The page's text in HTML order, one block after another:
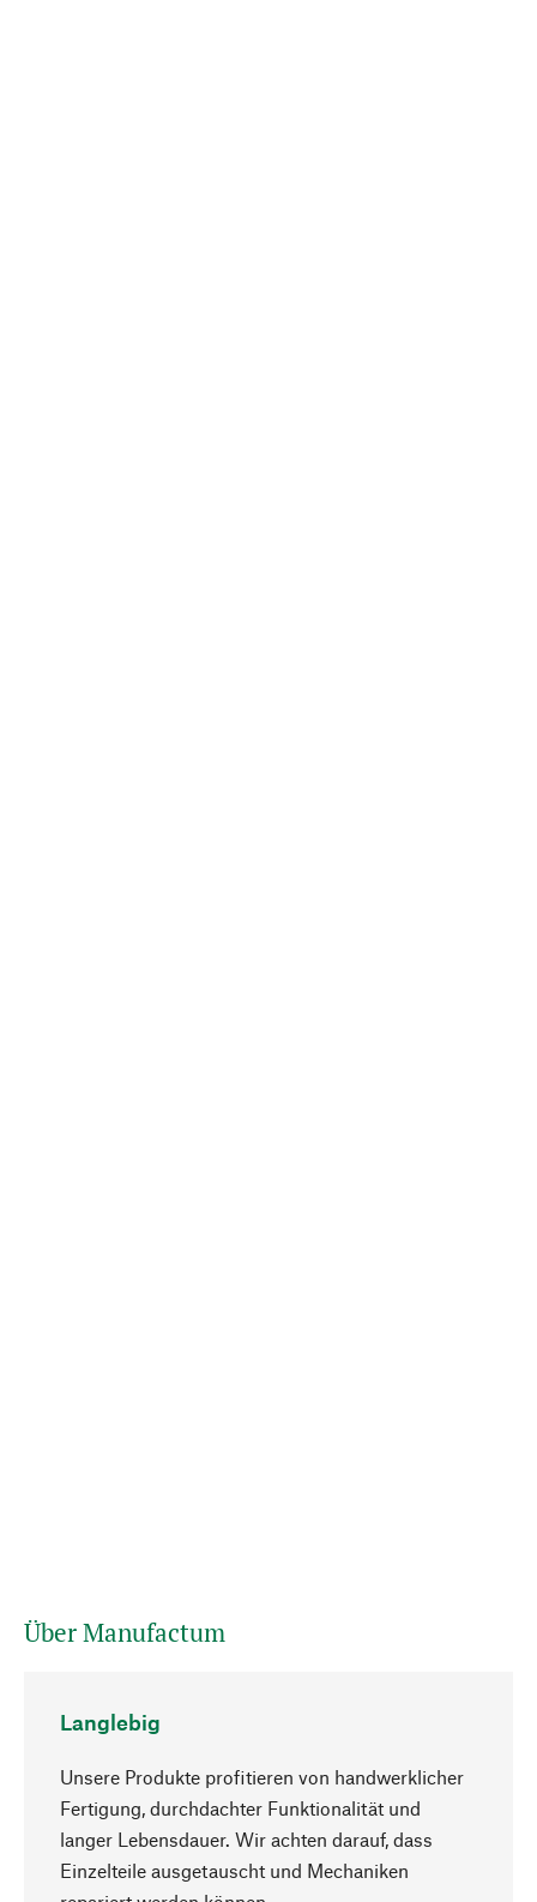
Über Manufactum
Langlebig
Unsere Produkte profitieren von handwerklicher
Fertigung, durchdachter Funktionalität und
langer Lebensdauer. Wir achten darauf, dass
Einzelteile ausgetauscht und Mechaniken